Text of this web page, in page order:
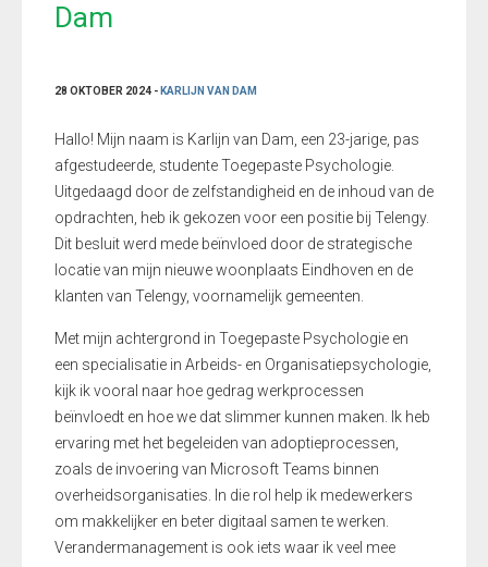
Dam
28 OKTOBER 2024 - KARLIJN VAN DAM
Hallo! Mijn naam is Karlijn van Dam, een 23-jarige, pas
afgestudeerde, studente Toegepaste Psychologie.
Uitgedaagd door de zelfstandigheid en de inhoud van de
opdrachten, heb ik gekozen voor een positie bij Telengy.
Dit besluit werd mede beïnvloed door de strategische
locatie van mijn nieuwe woonplaats Eindhoven en de
klanten van Telengy, voornamelijk gemeenten.
Met mijn achtergrond in Toegepaste Psychologie en
een specialisatie in Arbeids- en Organisatiepsychologie,
kijk ik vooral naar hoe gedrag werkprocessen
beïnvloedt en hoe we dat slimmer kunnen maken. Ik heb
ervaring met het begeleiden van adoptieprocessen,
zoals de invoering van Microsoft Teams binnen
overheidsorganisaties. In die rol help ik medewerkers
om makkelijker en beter digitaal samen te werken.
Verandermanagement is ook iets waar ik veel mee